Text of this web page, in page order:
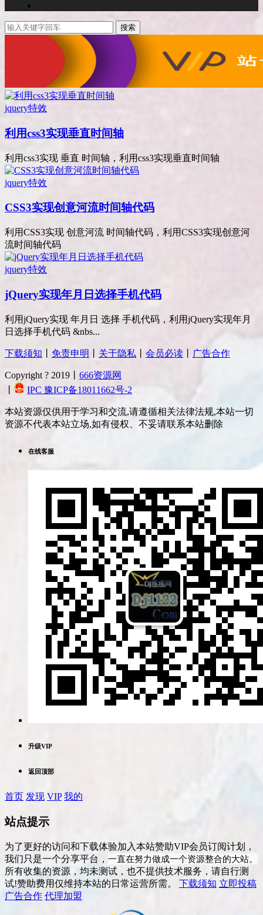
搜索
jquery特效
利用css3实现垂直时间轴
利用css3实现 垂直 时间轴，利用css3实现垂直时间轴
jquery特效
CSS3实现创意河流时间轴代码
利用CSS3实现 创意河流 时间轴代码，利用CSS3实现创意河
流时间轴代码
jquery特效
jQuery实现年月日选择手机代码
利用jQuery实现 年月日 选择 手机代码，利用jQuery实现年月
日选择手机代码 &nbs...
下载须知 免责申明 关于隐私 会员必读 广告合作
Copyright ? 2019丨 666资源网
IPC 豫ICP备18011662号-2
本站资源仅供用于学习和交流,请遵循相关法律法规,本站一切
资源不代表本站立场,如有侵权、不妥请联系本站删除
在线客服
升级VIP
返回顶部
首页 发现 VIP 我的
站点提示
为了更好的访问和下载体验加入本站赞助VIP会员订阅计划，
我们只是一个分享平台， 一直在努力做成一个资源整合的大站。
所有收集的资源，均未测试，也不提供技术服务，请自行测
试!赞助费用仅维持本站的日常运营所需。 下载须知 立即投稿
广告合作 代理加盟